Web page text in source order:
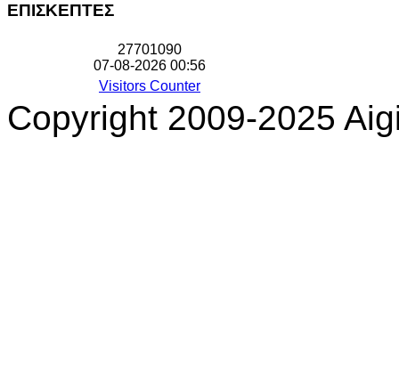
ΕΠΙΣΚΕΠΤΕΣ
27701090
07-08-2026 00:56
Visitors Counter
Copyright 2009-2025